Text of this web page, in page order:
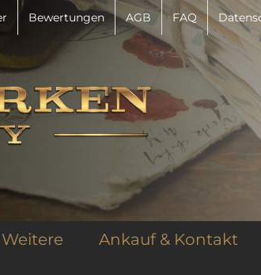
Bewertungen AGB FAQ
Weitere Ankauf & Kontakt